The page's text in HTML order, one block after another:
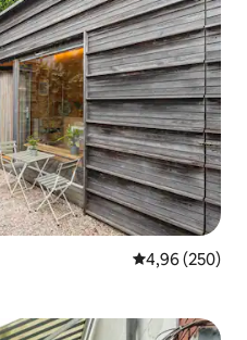
4,96 av 5 i
4,96 (250)